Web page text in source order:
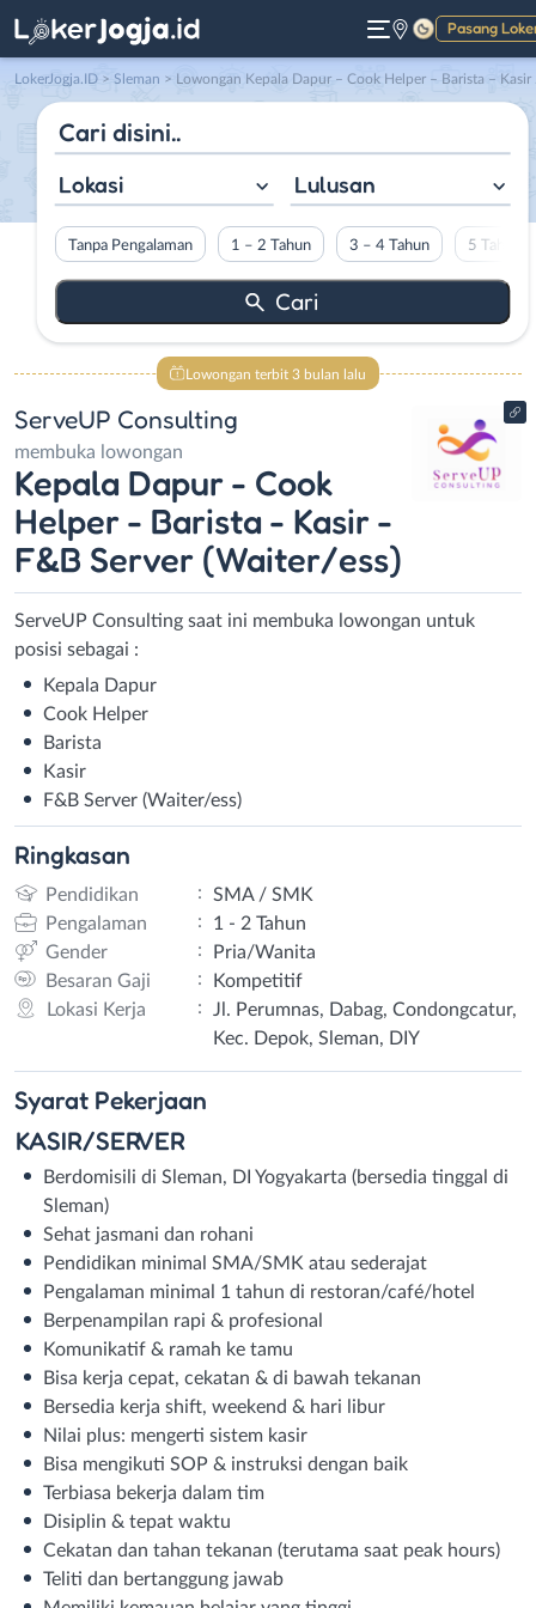
Pasang
Gelap
LokerJogja.ID > Sleman > Lowongan Kepala Dapur – Cook Helper – Barista – Kasir – F&B Server (Waiter/ess) di ServeUP Consulting
Lokasi Lulusan
Tanpa Pengalaman 1 – 2 Tahun 3 – 4 Tahun 5 Tahun
Lowongan terbit 3 bulan lalu
ServeUP Consulting
membuka lowongan
Kepala Dapur - Cook
Helper - Barista - Kasir -
F&B Server (Waiter/ess)
ServeUP Consulting saat ini membuka lowongan untuk
posisi sebagai :
Kepala Dapur
Cook Helper
Barista
Kasir
F&B Server (Waiter/ess)
Ringkasan
Pendidikan :
SMA / SMK
Pengalaman
:
1 - 2 Tahun
Gender
:
Pria/Wanita
Besaran Gaji
:
Kompetitif
Lokasi Kerja
:
Jl. Perumnas, Dabag, Condongcatur,
Kec. Depok, Sleman, DIY
Syarat Pekerjaan
KASIR/SERVER
Berdomisili di Sleman, DI Yogyakarta (bersedia tinggal di
Sleman)
Sehat jasmani dan rohani
Pendidikan minimal SMA/SMK atau sederajat
Pengalaman minimal 1 tahun di restoran/café/hotel
Berpenampilan rapi & profesional
Komunikatif & ramah ke tamu
Bisa kerja cepat, cekatan & di bawah tekanan
Bersedia kerja shift, weekend & hari libur
Nilai plus: mengerti sistem kasir
Bisa mengikuti SOP & instruksi dengan baik
Terbiasa bekerja dalam tim
Disiplin & tepat waktu
Cekatan dan tahan tekanan (terutama saat peak hours)
Teliti dan bertanggung jawab